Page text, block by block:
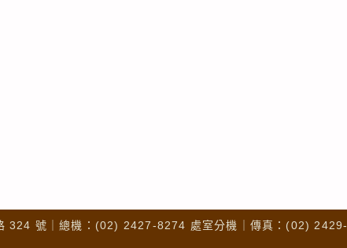
324 號｜總機：(02) 2427-8274 處室分機｜傳真：(02) 2429-